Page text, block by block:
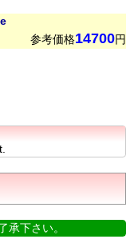
参考価格14700円
承下さい。